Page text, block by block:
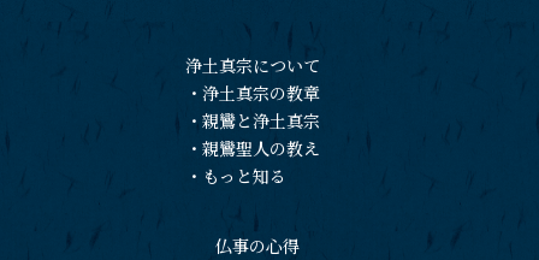
浄土真宗について
・浄土真宗の教章
・親鸞と浄土真宗
・親鸞聖人の教え
・ もっと知る
仏事の心得